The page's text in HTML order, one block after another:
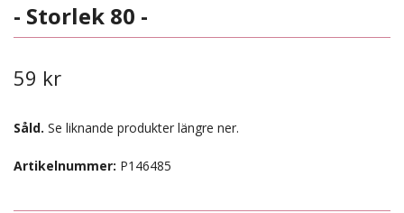
- Storlek 80 -
59 kr
Såld. Se liknande produkter längre ner.
Artikelnummer: P146485